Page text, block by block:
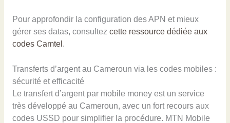
Pour approfondir la configuration des APN et mieux
gérer ses datas, consultez cette ressource dédiée aux
codes Camtel .
Transferts d’argent au Cameroun via les codes mobiles :
sécurité et efficacité
Le transfert d’argent par mobile money est un service
très développé au Cameroun, avec un fort recours aux
codes USSD pour simplifier la procédure. MTN Mobile